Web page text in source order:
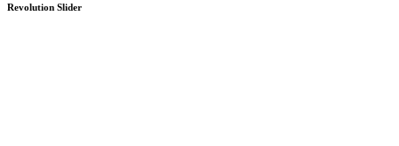
Revolution Slider